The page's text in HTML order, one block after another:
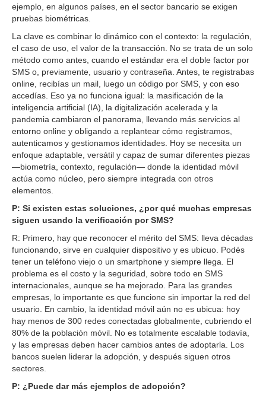
ejemplo, en algunos países, en el sector bancario se exigen
pruebas biométricas.
La clave es combinar lo dinámico con el contexto: la regulación,
el caso de uso, el valor de la transacción. No se trata de un solo
método como antes, cuando el estándar era el doble factor por
SMS o, previamente, usuario y contraseña. Antes, te registrabas
online, recibías un mail, luego un código por SMS, y con eso
accedías. Eso ya no funciona igual: la masificación de la
inteligencia artificial (IA), la digitalización acelerada y la
pandemia cambiaron el panorama, llevando más servicios al
entorno online y obligando a replantear cómo registramos,
autenticamos y gestionamos identidades. Hoy se necesita un
enfoque adaptable, versátil y capaz de sumar diferentes piezas
—biometría, contexto, regulación— donde la identidad móvil
actúa como núcleo, pero siempre integrada con otros
elementos.
P: Si existen estas soluciones, ¿por qué muchas empresas
siguen usando la verificación por SMS?
R: Primero, hay que reconocer el mérito del SMS: lleva décadas
funcionando, sirve en cualquier dispositivo y es ubicuo. Podés
tener un teléfono viejo o un smartphone y siempre llega. El
problema es el costo y la seguridad, sobre todo en SMS
internacionales, aunque se ha mejorado. Para las grandes
empresas, lo importante es que funcione sin importar la red del
usuario. En cambio, la identidad móvil aún no es ubicua: hoy
hay menos de 300 redes conectadas globalmente, cubriendo el
80% de la población móvil. No es totalmente escalable todavía,
y las empresas deben hacer cambios antes de adoptarla. Los
bancos suelen liderar la adopción, y después siguen otros
sectores.
P: ¿Puede dar más ejemplos de adopción?